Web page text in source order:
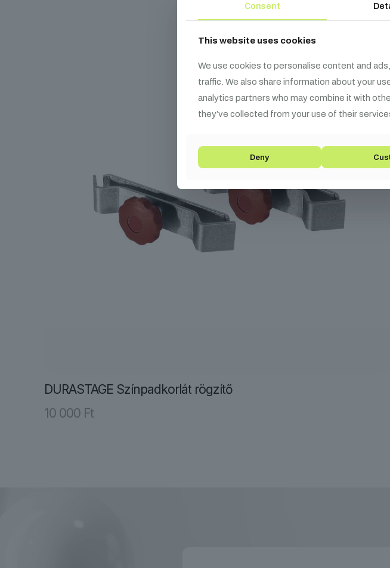
DURASTAGE Színpadkorlát rögzítő
10 000 Ft
Consent
This website uses cookies
We use cookies to personalise content and
traffic. We also share information about your
analytics partners who may combine it with
they’ve collected from your use of their
Deny